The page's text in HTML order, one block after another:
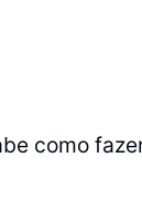
como